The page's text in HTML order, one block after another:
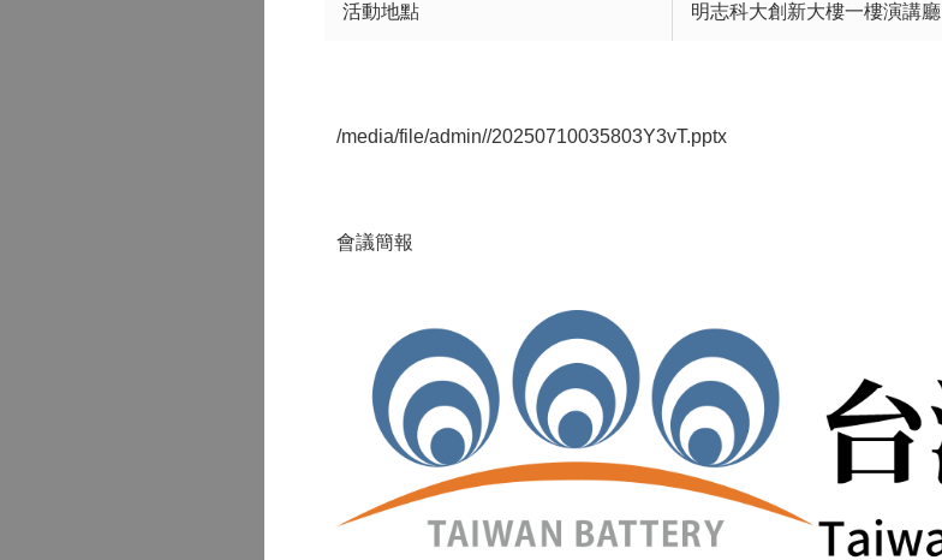
活動地點 明志科大創新大樓一樓演講廳
/media/file/admin//20250710035803Y3vT.pptx
會議簡報